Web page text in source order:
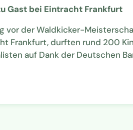
Gast bei Eintracht Frankfurt
vor der Waldkicker-
Frankfurt, durften rund 200
auf Dank der Deutschen